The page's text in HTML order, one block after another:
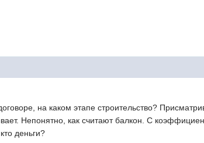
на каком этапе строительство?
Непонятно, как считают балкон. С
деньги?